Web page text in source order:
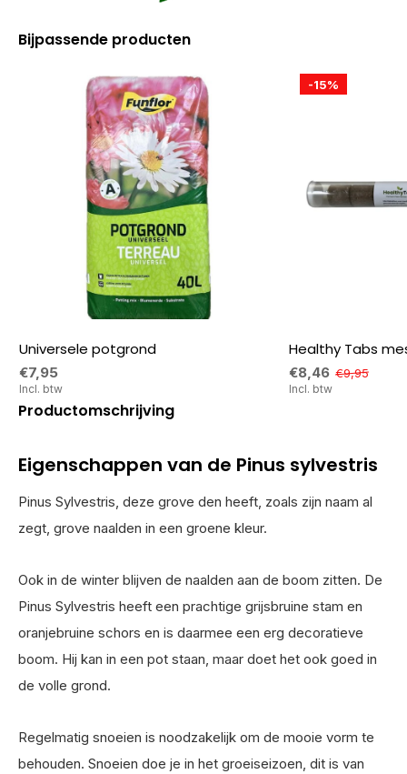
Bijpassende producten
Universele potgrond
€7,95
Incl. btw
-15%
Healthy Tabs
€8,46 €9,95
Incl. btw
Productomschrijving
Eigenschappen van de Pinus sylvestris
Pinus Sylvestris, deze grove den heeft, zoals zijn naam al
zegt, grove naalden in een groene kleur.
Ook in de winter blijven de naalden aan de boom zitten. De
Pinus Sylvestris heeft een prachtige grijsbruine stam en
oranjebruine schors en is daarmee een erg decoratieve
boom. Hij kan in een pot staan, maar doet het ook goed in
de volle grond.
Regelmatig snoeien is noodzakelijk om de mooie vorm te
behouden. Snoeien doe je in het groeiseizoen, dit is van